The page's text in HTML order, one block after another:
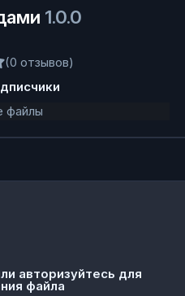
1.0.0
(0 отзывов)
файлы
авторизуйтесь для
файла